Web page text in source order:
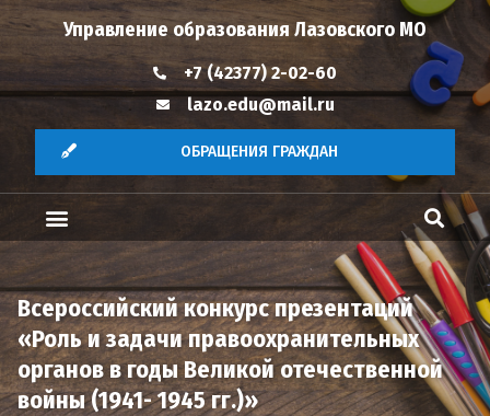
Управление образования Лазовского МО
+7 (42377) 2-02-60
lazo.edu@mail.ru
ОБРАЩЕНИЯ ГРАЖДАН
Всероссийский конкурс презентаций
«Роль и задачи правоохранительных
органов в годы Великой отечественной
войны (1941- 1945 гг.)»